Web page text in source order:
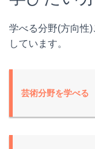
学べる分野(方向性
しています。
芸術分野を学べる